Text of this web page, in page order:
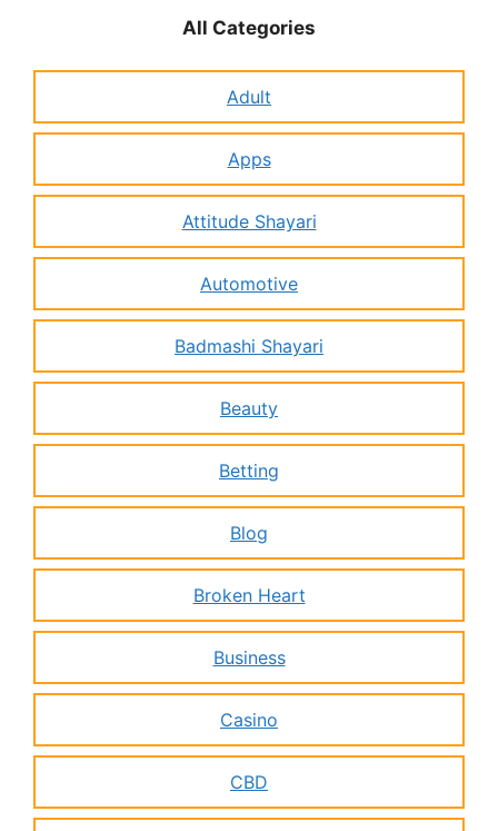
All Categories
Adult
Apps
Attitude Shayari
Automotive
Badmashi Shayari
Beauty
Betting
Blog
Broken Heart
Business
Casino
CBD